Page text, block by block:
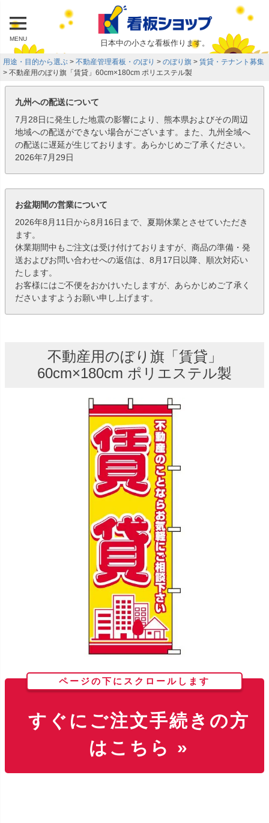
MENU 日本中の小さな看板作ります。
用途・目的から選ぶ 不動産管理看板・のぼり のぼり旗
賃貸・テナント募集
不動産用のぼり旗「賃貸」60cm×180cm ポリエステル製
九州への配送について
7月28日に発生した地震の影響により、熊本県およびその周辺
地域への配送ができない場合がございます。また、九州全域へ
の配送に遅延が生じております。あらかじめご了承ください。
2026年7月29日
お盆期間の営業について
2026年8月11日から8月16日まで、夏期休業とさせていただき
ます。
休業期間中もご注文は受け付けておりますが、商品の準備・発
送およびお問い合わせへの返信は、8月17日以降、順次対応い
たします。
お客様にはご不便をおかけいたしますが、あらかじめご了承く
ださいますようお願い申し上げます。
不動産用のぼり旗「賃貸」
60cm×180cm ポリエステル製
ページの下にスクロールします
すぐにご注文手続きの方
はこちら »